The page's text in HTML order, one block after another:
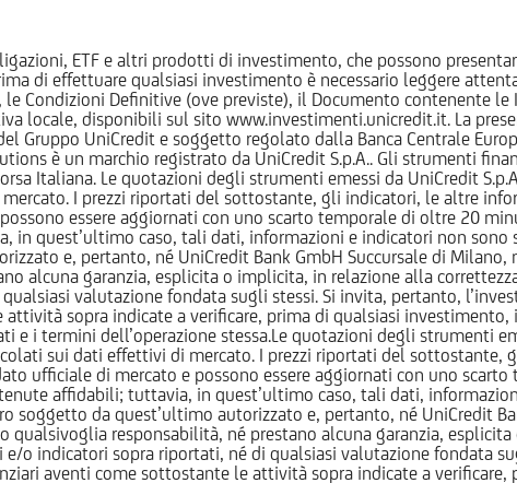
ETF e altri prodotti di investimento, che possono
di effettuare qualsiasi investimento è necessario leggere
Condizioni Definitive (ove previste), il Documento contenente le
locale, disponibili sul sito www.investimenti.unicredit.it. La
Gruppo UniCredit e soggetto regolato dalla Banca Centrale
è un marchio registrato da UniCredit S.p.A.. Gli strumenti
Italiana. Le quotazioni degli strumenti emessi da UniCredit
I prezzi riportati del sottostante, gli indicatori, le altre
essere aggiornati con uno scarto temporale di oltre 20
quest’ultimo caso, tali dati, informazioni e indicatori non sono
e, pertanto, né UniCredit Bank GmbH Succursale di
alcuna garanzia, esplicita o implicita, in relazione alla
valutazione fondata sugli stessi. Si invita, pertanto,
sopra indicate a verificare, prima di qualsiasi
i termini dell’operazione stessa.Le quotazioni degli strumenti
sui dati effettivi di mercato. I prezzi riportati del sottostante,
ufficiale di mercato e possono essere aggiornati con uno
affidabili; tuttavia, in quest’ultimo caso, tali dati,
soggetto da quest’ultimo autorizzato e, pertanto, né UniCredit
responsabilità, né prestano alcuna garanzia,
o indicatori sopra riportati, né di qualsiasi valutazione fondata
aventi come sottostante le attività sopra indicate a